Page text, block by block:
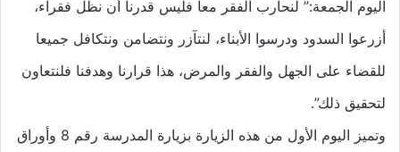
اليوم الجمعة:” لنحارب الفقر معا فليس قدرنا أن نظل فقراء،
أزرعوا السدود ودرسوا الأبناء، لنتآزر ونتضامن ونتكافل جميعا
للقضاء على الجهل والفقر والمرض، هذا قرارنا وهدفنا فلنتعاون
لتحقيق ذلك”.
وتميز اليوم الأول من هذه الزيارة بزيارة المدرسة رقم 8 وأوراق